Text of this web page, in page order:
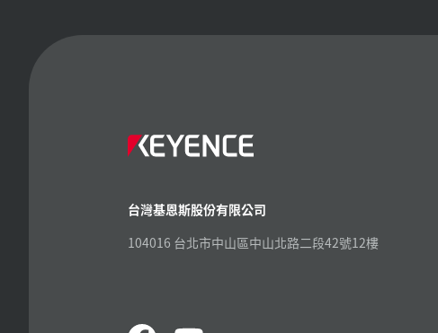
台灣基恩斯股份有限公司
104016 台北市中山區中山北路二段42號12樓